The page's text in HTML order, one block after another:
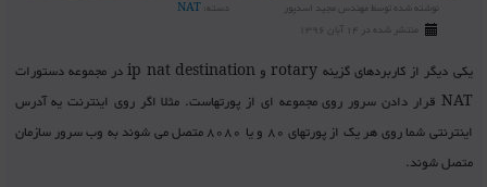
نوشته شده توسطمهندس مجید اسدپور دسته:NAT
منتشر شده در 14 آبان 1396
یکی دیگر از کاربردهای گزینه rotary و ip nat destination در مجموعه دستورات
NAT قرار دادن سرور روی مجموعه ای از پورتهاست. مثلا اگر روی اینترنت یه آدرس
اینترنتی شما روی هر یک از پورتهای 80 و یا 8080 متصل می شوند به وب سرور سازمان
متصل شوند.